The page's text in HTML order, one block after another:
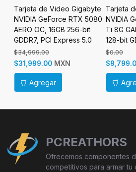
Tarjeta de Video Gigabyte
NVIDIA GeForce RTX 5080
AERO OC, 16GB 256-bit
GDDR7, PCI Express 5.0
$34,999.00
$31,999.00 MXN
Agregar
Tarjeta
NVIDIA
Ti 8G
128-bit
Express
$0.00
PCREATHORS
Ofrecemos componentes
competitivos para armar